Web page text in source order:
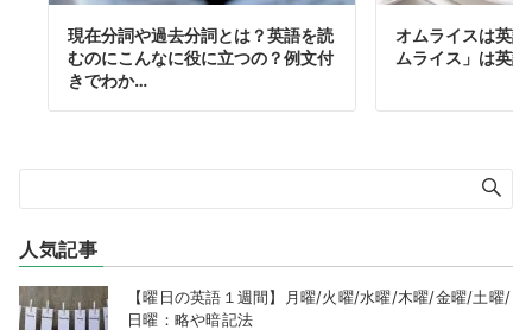
現在分詞や過去分詞とは？英語を読
むのにこんなに役に立つの？例文付
きでわか…
オムライスは英
ムライス」は英語
人気記事
【曜日の英語１週間】月曜/火曜/水曜/木曜/金曜/土曜/
日曜：略や暗記法